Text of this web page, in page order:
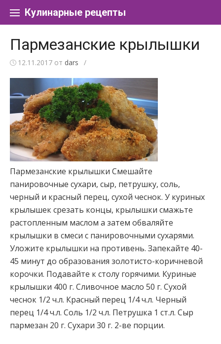
Кулинарные рецепты
Пармезанские крылышки
12.11.2017 от dars /
Пармезанские крылышки Смешайте
панировочные сухари, сыр, петрушку, соль,
черный и красный перец, сухой чеснок. У куриных
крылышек срезать концы, крылышки смажьте
растопленным маслом а затем обваляйте
крылышки в смеси с панировочными сухарями.
Уложите крылышки на противень. Запекайте 40-
45 минут до образования золотисто-коричневой
корочки. Подавайте к столу горячими. Куриные
крылышки 400 г. Сливочное масло 50 г. Сухой
чеснок 1/2 ч.л. Красный перец 1/4 ч.л. Черный
перец 1/4 ч.л. Соль 1/2 ч.л. Петрушка 1 ст.л. Сыр
пармезан 20 г. Сухари 30 г. 2-ве порции.